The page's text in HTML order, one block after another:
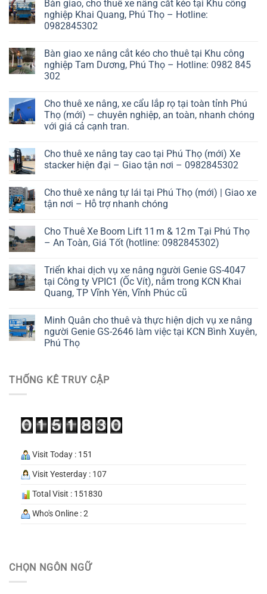
Bàn giao, cho thuê xe nâng cắt kéo tại Khu công
nghiệp Khai Quang, Phú Thọ – Hotline:
0982845302
Bàn giao xe nâng cắt kéo cho thuê tại Khu công
nghiệp Tam Dương, Phú Thọ – Hotline: 0982 845
302
Cho thuê xe nâng, xe cẩu lắp rọ tại toàn tỉnh Phú
Thọ (mới) – chuyên nghiệp, an toàn, nhanh chóng
với giá cả cạnh tran.
Cho thuê xe nâng tay cao tại Phú Thọ (mới) Xe
stacker hiện đại – Giao tận nơi – 0982845302
Cho thuê xe nâng tự lái tại Phú Thọ (mới) | Giao xe
tận nơi – Hỗ trợ nhanh chóng
Cho Thuê Xe Boom Lift 11 m & 12 m Tại Phú Thọ
– An Toàn, Giá Tốt (hotline: 0982845302)
Triển khai dịch vụ xe nâng người Genie GS-4047
tại Công ty VPIC1 (Ốc Vít), nằm trong KCN Khai
Quang, TP Vĩnh Yên, Vĩnh Phúc cũ
Minh Quân cho thuê và thực hiện dịch vụ xe nâng
người Genie GS-2646 làm việc tại KCN Bình Xuyên,
Phú Thọ
THỐNG KÊ TRUY CẬP
Visit Today : 151
Visit Yesterday : 107
Total Visit : 151830
Who's Online : 2
CHỌN NGÔN NGỮ